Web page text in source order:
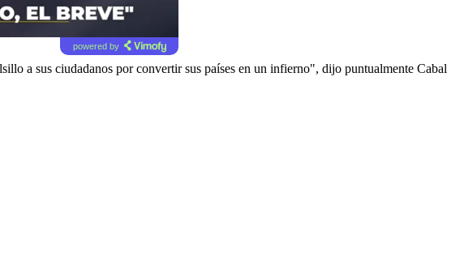
powered by
a sus ciudadanos por convertir sus países en un infierno", dijo puntualmente Cabal